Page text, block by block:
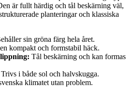
är fullt härdig och tål beskärning väl,
planteringar och klassiska
sin gröna färg hela året.
kompakt och formstabil häck.
Tål beskärning och kan formas
Trivs i både sol och halvskugga.
klimatet utan problem.